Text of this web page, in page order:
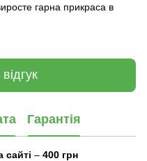
гарна прикраса в
Гарантія
сайті – 400 грн